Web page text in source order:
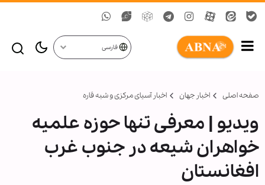
فارسی
صفحه اصلی اخبار جهان اخبار آسیای مرکزی و شبه قاره
ویدیو | معرفی تنها حوزه علمیه
خواهران شیعه در جنوب غرب
افغانستان